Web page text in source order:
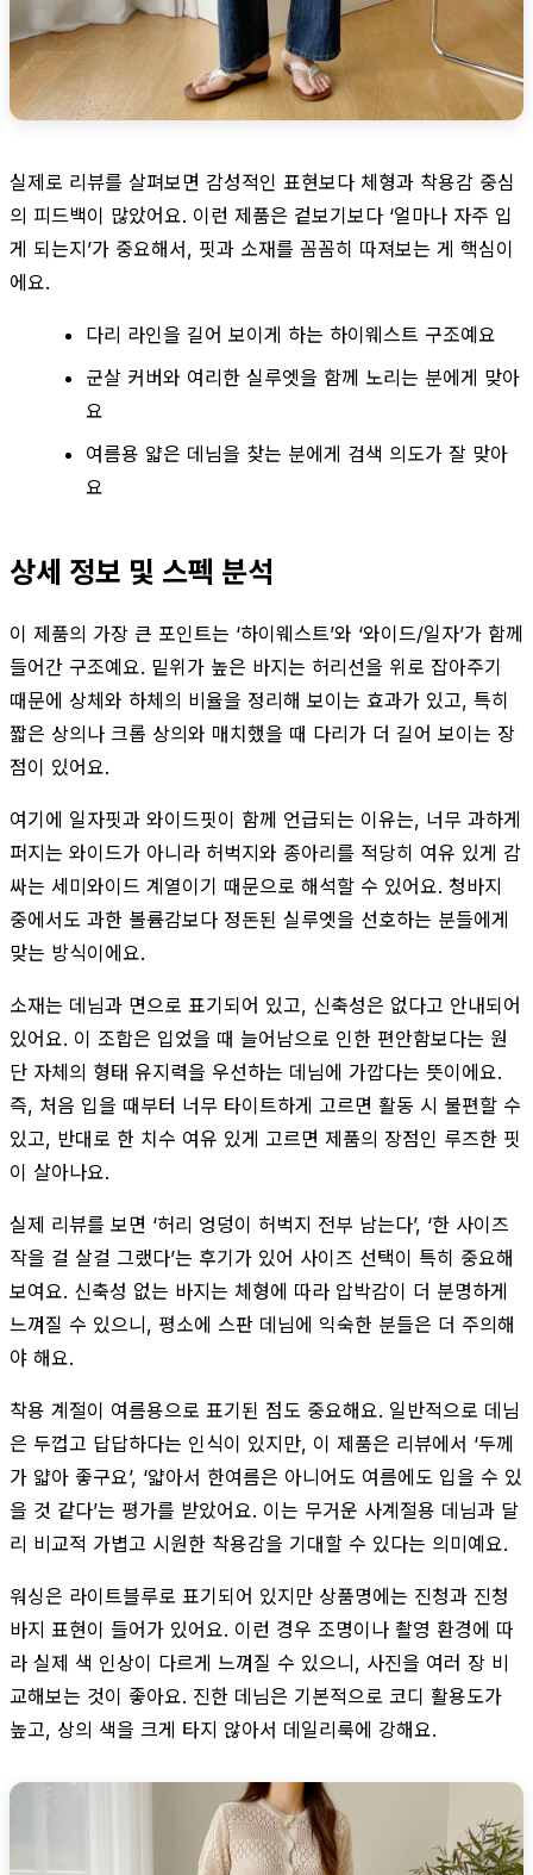
실제로 리뷰를 살펴보면 감성적인 표현보다 체형과 착용감 중심
의 피드백이 많았어요. 이런 제품은 겉보기보다 ‘얼마나 자주 입
게 되는지’가 중요해서, 핏과 소재를 꼼꼼히 따져보는 게 핵심이
에요.
다리 라인을 길어 보이게 하는 하이웨스트 구조예요
군살 커버와 여리한 실루엣을 함께 노리는 분에게 맞아
요
여름용 얇은 데님을 찾는 분에게 검색 의도가 잘 맞아
요
상세 정보 및 스펙 분석
이 제품의 가장 큰 포인트는 ‘하이웨스트’와 ‘와이드/일자’가 함께
들어간 구조예요. 밑위가 높은 바지는 허리선을 위로 잡아주기
때문에 상체와 하체의 비율을 정리해 보이는 효과가 있고, 특히
짧은 상의나 크롭 상의와 매치했을 때 다리가 더 길어 보이는 장
점이 있어요.
여기에 일자핏과 와이드핏이 함께 언급되는 이유는, 너무 과하게
퍼지는 와이드가 아니라 허벅지와 종아리를 적당히 여유 있게 감
싸는 세미와이드 계열이기 때문으로 해석할 수 있어요. 청바지
중에서도 과한 볼륨감보다 정돈된 실루엣을 선호하는 분들에게
맞는 방식이에요.
소재는 데님과 면으로 표기되어 있고, 신축성은 없다고 안내되어
있어요. 이 조합은 입었을 때 늘어남으로 인한 편안함보다는 원
단 자체의 형태 유지력을 우선하는 데님에 가깝다는 뜻이에요.
즉, 처음 입을 때부터 너무 타이트하게 고르면 활동 시 불편할 수
있고, 반대로 한 치수 여유 있게 고르면 제품의 장점인 루즈한 핏
이 살아나요.
실제 리뷰를 보면 ‘허리 엉덩이 허벅지 전부 남는다’, ‘한 사이즈
작을 걸 살걸 그랬다’는 후기가 있어 사이즈 선택이 특히 중요해
보여요. 신축성 없는 바지는 체형에 따라 압박감이 더 분명하게
느껴질 수 있으니, 평소에 스판 데님에 익숙한 분들은 더 주의해
야 해요.
착용 계절이 여름용으로 표기된 점도 중요해요. 일반적으로 데님
은 두껍고 답답하다는 인식이 있지만, 이 제품은 리뷰에서 ‘두께
가 얇아 좋구요’, ‘얇아서 한여름은 아니어도 여름에도 입을 수 있
을 것 같다’는 평가를 받았어요. 이는 무거운 사계절용 데님과 달
리 비교적 가볍고 시원한 착용감을 기대할 수 있다는 의미예요.
워싱은 라이트블루로 표기되어 있지만 상품명에는 진청과 진청
바지 표현이 들어가 있어요. 이런 경우 조명이나 촬영 환경에 따
라 실제 색 인상이 다르게 느껴질 수 있으니, 사진을 여러 장 비
교해보는 것이 좋아요. 진한 데님은 기본적으로 코디 활용도가
높고, 상의 색을 크게 타지 않아서 데일리룩에 강해요.